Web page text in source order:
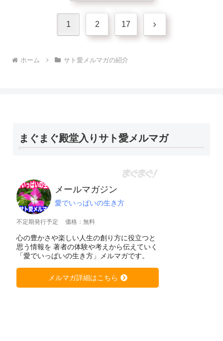
1 2 17 次
ホーム サト愛メルマガの紹介
まぐまぐ殿堂入りサト愛メルマガ
メールマガジン
愛でいっぱいの生き方
不定期発行予定 価格：無料
心の豊かさや楽しい人生の創り方に役立つと
思う情報を 著者の体験や考えから伝えていく
「愛でいっぱいの生き方」メルマガです。
メルマガ詳細はこちら